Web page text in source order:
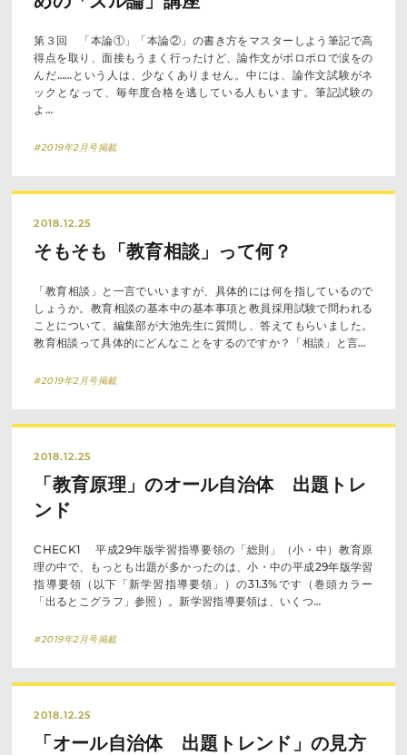
第３回 「本論①」「本論②」の書き方をマスターしよう筆記で高
得点を取り、面接もうまく行ったけど、論作文がボロボロで涙をの
んだ……という人は、少なくありません。中には、論作文試験がネ
ックとなって、毎年度合格を逃している人もいます。筆記試験の
よ…
#2019年2月号掲載
2018.12.25
そもそも「教育相談」って何？
「教育相談」と一言でいいますが、具体的には何を指しているので
しょうか。教育相談の基本中の基本事項と教員採用試験で問われる
ことについて、編集部が大池先生に質問し、答えてもらいました。
教育相談って具体的にどんなことをするのですか？「相談」と言…
#2019年2月号掲載
2018.12.25
「教育原理」のオール自治体 出題トレ
ンド
CHECK1 平成29年版学習指導要領の「総則」（小・中）教育原
理の中で、もっとも出題が多かったのは、小・中の平成29年版学習
指導要領（以下「新学習指導要領」）の31.3%です（巻頭カラー
「出るとこグラフ」参照）。新学習指導要領は、いくつ…
#2019年2月号掲載
2018.12.25
「オール自治体 出題トレンド」の見方